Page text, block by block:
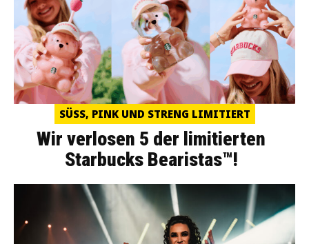
SÜSS, PINK UND STRENG LIMITIERT
Wir verlosen 5 der limitierten
Starbucks Bearistas™!